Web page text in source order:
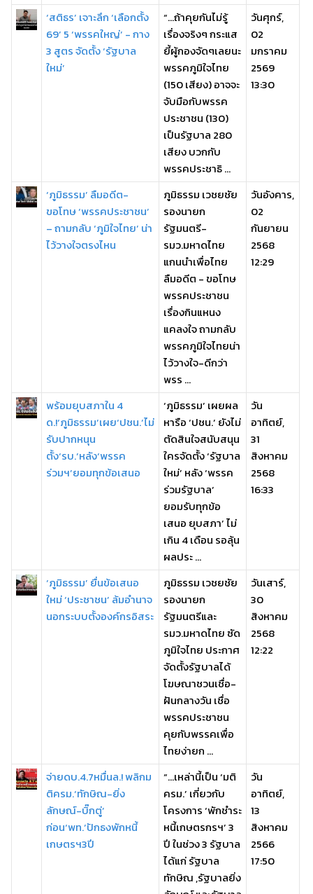
‘สติธร’ เจาะลึก ‘เลือกตั้ง
69’ 5 ‘พรรคใหญ่’ - กาง
3 สูตร จัดตั้ง ‘รัฐบาล
ใหม่’
“…ถ้าคุยกันไม่รู้
เรื่องจริงๆ กระแส
ยี้ผู้กองจัดๆเลยนะ
พรรคภูมิใจไทย
(150 เสียง) อาจจะ
จับมือกับพรรค
ประชาชน (130)
เป็นรัฐบาล 280
เสียง บวกกับ
พรรคประชาธิ ...
วันศุกร์,
02
มกราคม
2569
13:30
‘ภูมิธรรม’ ลืมอดีต-
ขอโทษ ‘พรรคประชาชน’
– ถามกลับ ‘ภูมิใจไทย’ น่า
ไว้วางใจตรงไหน
ภูมิธรรม เวชยชัย
รองนายก
รัฐมนตรี-
รมว.มหาดไทย
แกนนำเพื่อไทย
ลืมอดีต - ขอโทษ
พรรคประชาชน
เรื่องกินแหนง
แคลงใจ ถามกลับ
พรรคภูมิใจไทยน่า
ไว้วางใจ-ดีกว่า
พรร ...
วันอังคาร,
02
กันยายน
2568
12:29
พร้อมยุบสภาใน 4
ด.!‘ภูมิธรรม’เผย‘ปชน.’ไม่
รับปากหนุน
ตั้ง‘รบ.’หลัง‘พรรค
ร่วมฯ’ยอมทุกข้อเสนอ
‘ภูมิธรรม’ เผยผล
หารือ ‘ปชน.’ ยังไม่
ตัดสินใจสนับสนุน
ใครจัดตั้ง ‘รัฐบาล
ใหม่’ หลัง ‘พรรค
ร่วมรัฐบาล’
ยอมรับทุกข้อ
เสนอ ยุบสภา’ ไม่
เกิน 4 เดือน รอลุ้น
ผลประ ...
วัน
อาทิตย์,
31
สิงหาคม
2568
16:33
‘ภูมิธรรม’ ยื่นข้อเสนอ
ใหม่ ‘ประชาชน’ ล้มอำนาจ
นอกระบบตั้งองค์กรอิสระ
ภูมิธรรม เวชยชัย
รองนายก
รัฐมนตรีและ
รมว.มหาดไทย ซัด
ภูมิใจไทย ประกาศ
จัดตั้งรัฐบาลได้
โฆษณาชวนเชื่อ-
ฝันกลางวัน เชื่อ
พรรคประชาชน
คุยกับพรรคเพื่อ
ไทยง่ายก ...
วันเสาร์,
30
สิงหาคม
2568
12:22
จ่ายดบ.4.7หมื่นล.! พลิกม
ติครม.‘ทักษิณ-ยิ่ง
ลักษณ์-บิ๊กตู่’
ก่อน‘พท.’ปักธงพักหนี้
เกษตรฯ3ปี
“…เหล่านี้เป็น ‘มติ
ครม.’ เกี่ยวกับ
โครงการ ‘พักชำระ
หนี้เกษตรกรฯ’ 3
ปี ในช่วง 3 รัฐบาล
ได้แก่ รัฐบาล
ทักษิณ ,รัฐบาลยิ่ง
วัน
อาทิตย์,
13
สิงหาคม
2566
17:50